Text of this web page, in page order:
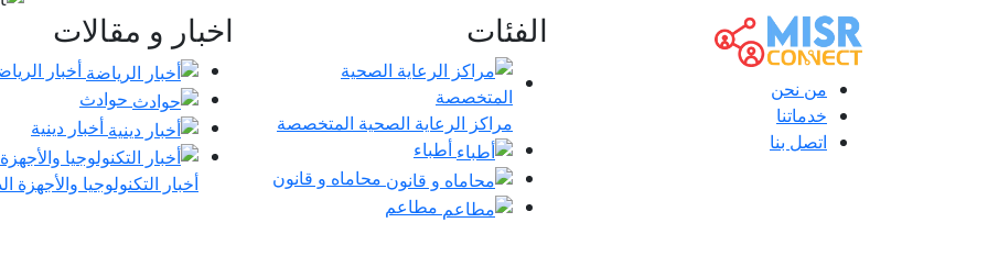
من نحن
خدماتنا
اتصل بنا
الفئات
مراكز الرعاية الصحية المتخصصة
أطباء
محاماه و قانون
مطاعم
اخبار و مقالات
أخبار
حوادث
أخبار دينية
أخبار التكنولوجيا والأجهزة